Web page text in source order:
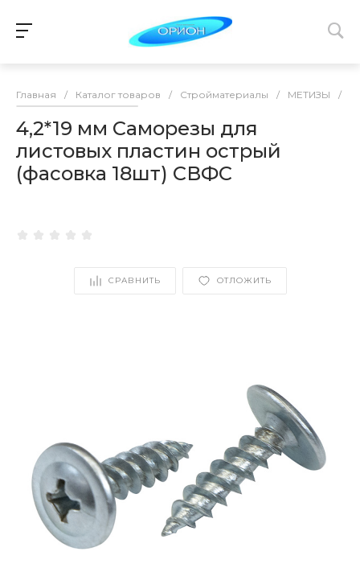
Главная / Каталог товаров / Стройматериалы / МЕТИЗЫ /
4,2*19 мм Саморезы для
листовых пластин острый
(фасовка 18шт) СВФС
СРАВНИТЬ ОТЛОЖИТЬ